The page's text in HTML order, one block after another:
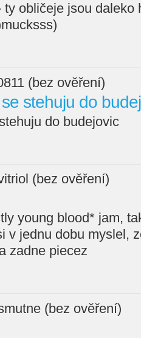
ty obličeje jsou
(bez ověření)
stehuju do
do budejovic
(bez ověření)
young blood* jam,
v jednu dobu myslel,
zadne piecez
(bez ověření)